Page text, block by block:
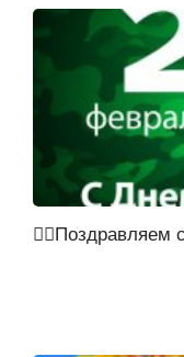
🕴🏼Поздравляем